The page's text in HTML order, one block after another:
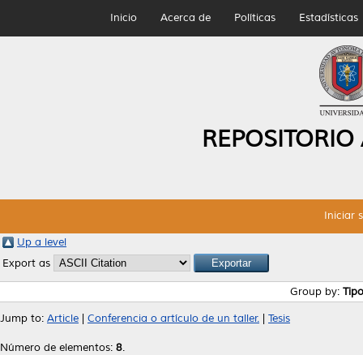
Inicio Acerca de Políticas Estadísticas
Iniciar
Up a level
Export as
Group by:
Jump to: Article Conferencia o artículo de un taller. Tesis
Número de elementos: 8.